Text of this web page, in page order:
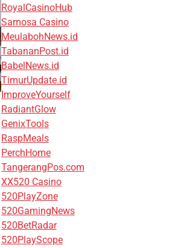
RoyalCasinoHub
Samosa Casino
MeulabohNews.id
TabananPost.id
BabelNews.id
TimurUpdate.id
ImproveYourself
RadiantGlow
GenixTools
RaspMeals
PerchHome
TangerangPos.com
XX520 Casino
520PlayZone
520GamingNews
520BetRadar
520PlayScope